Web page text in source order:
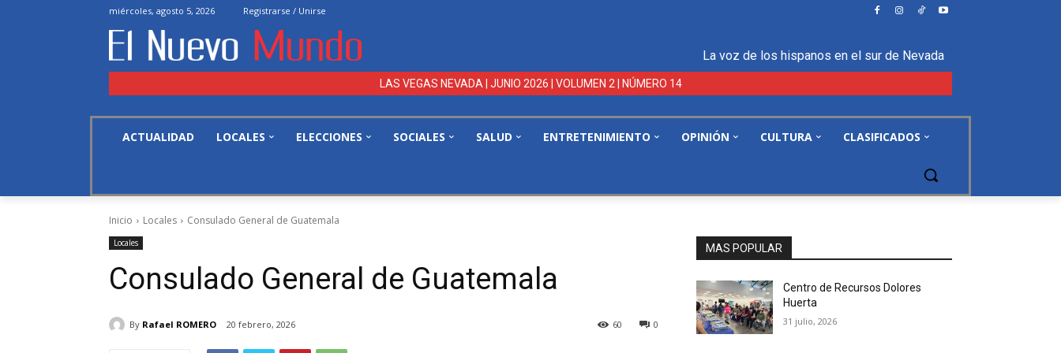
miércoles, agosto 5, 2026 Registrarse / Unirse
La voz de los hispanos en el sur de Nevada
LAS VEGAS NEVADA | JUNIO 2026 | VOLUMEN 2 | NÚMERO 14
ACTUALIDAD LOCALES ELECCIONES SOCIALES SALUD ENTRETENIMIENTO OPINIÓN CULTURA CLASIFICADOS
Inicio Locales Consulado General de Guatemala
Locales
Consulado General de Guatemala
By Rafael ROMERO 20 febrero, 2026 0
60
MAS POPULAR
Centro de Recursos Dolores
Huerta
31 julio, 2026